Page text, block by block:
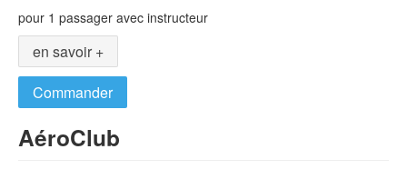
pour 1 passager avec instructeur
en savoir +
Commander
AéroClub